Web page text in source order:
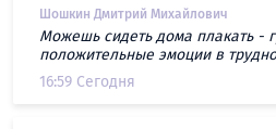
Шошкин Дмитрий Михайлович
Можешь сидеть дома плакать -
положительные эмоции в
16:59 Сегодня